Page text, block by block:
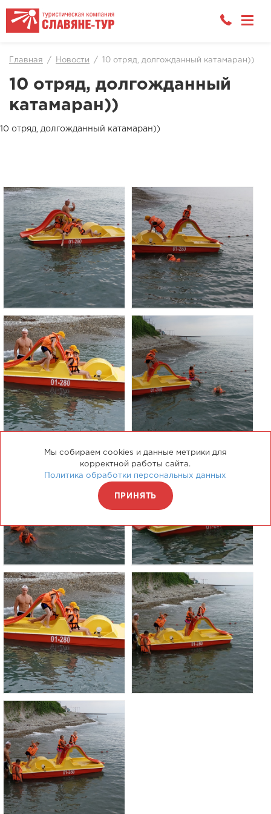
Главная Новости 10 отряд, долгожданный катамаран))
10 отряд, долгожданный
катамаран))
10 отряд, долгожданный катамаран))
Мы собираем cookies и данные метрики для
корректной работы сайта.
Политика обработки персональных данных
ПРИНЯТЬ